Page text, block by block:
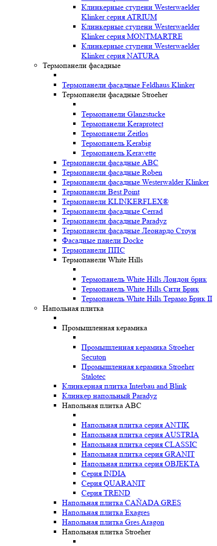
Клинкерные ступени Westerwaelder
Klinker серия ATRIUM
Клинкерные ступени Westerwaelder
Klinker серия MONTMARTRE
Клинкерные ступени Westerwaelder
Klinker серия NATURA
Термопанели фасадные
Термопанели фасадные Feldhaus Klinker
Термопанели фасадные Stroeher
Термопанели Glanzstucke
Термопанели Keraprotect
Термопанели Zeitlos
Термопанель Kerabig
Термопанель Keravette
Термопанели фасадные ABC
Термопанели фасадные Roben
Термопанели фасадные Westerwalder Klinker
Термопанели Best Point
Термопанели KLINKERFLEX®
Термопанели фасадные Cerrad
Термопанели фасадные Paradyz
Термопанели фасадные Леонардо Стоун
Фасадные панели Docke
Термопанели ППС
Термопанели White Hills
Термопанель White Hills Лондон брик
Термопанель White Hills Сити Брик
Термопанель White Hills Терамо Брик II
Напольная плитка
Промышленная керамика
Промышленная керамика Stroeher
Secuton
Промышленная керамика Stroeher
Stalotec
Клинкерная плитка Interbau and Blink
Клинкер напольный Paradyz
Напольная плитка ABC
Напольная плитка серия ANTIK
Напольная плитка серия AUSTRIA
Напольная плитка серия CLASSIC
Напольная плитка серия GRANIT
Напольная плитка серия OBJEKTA
Серия INDIA
Серия QUARANIT
Серия TREND
Напольная плитка CAÑADA GRES
Напольная плитка Exagres
Напольная плитка Gres Aragon
Напольная плитка Stroeher